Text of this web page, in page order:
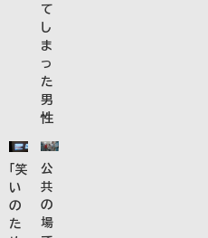
て
し
ま
っ
た
男
性
「笑
い
の
た
公
共
の
場